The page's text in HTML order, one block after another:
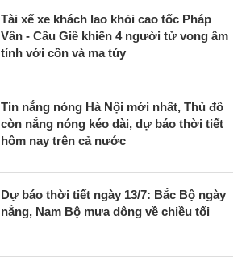
Tài xế xe khách lao khỏi cao tốc Pháp
Vân - Cầu Giẽ khiến 4 người tử vong âm
tính với cồn và ma túy
Tin nắng nóng Hà Nội mới nhất, Thủ đô
còn nắng nóng kéo dài, dự báo thời tiết
hôm nay trên cả nước
Dự báo thời tiết ngày 13/7: Bắc Bộ ngày
nắng, Nam Bộ mưa dông về chiều tối